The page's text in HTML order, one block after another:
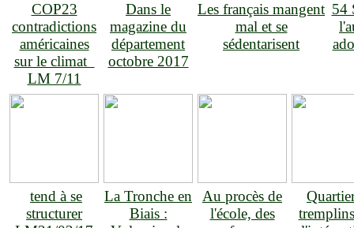
COP23
contradictions
américaines
sur le climat
LM 7/11
Dans le
magazine du
département
octobre 2017
Les français mangent
mal et se
sédentarisent
54
tend à se
structurer
La Tronche en
Biais :
Au procès de
l'école, des